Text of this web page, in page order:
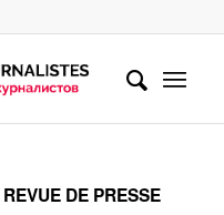
REVUE DE PRESSE